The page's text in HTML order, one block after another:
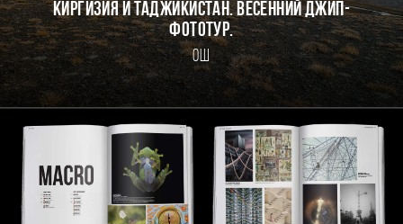
Киргизия и Таджикистан. Весенний джип-
фототур.
Ош